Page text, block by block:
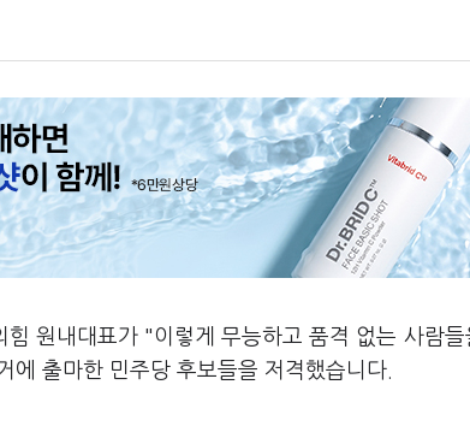
원내대표가 "이렇게 무능하고 품격 없는 사람
에 출마한 민주당 후보들을 저격했습니다.